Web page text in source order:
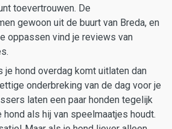
toevertrouwen. De
gewoon uit de buurt van Breda, en
oppassen vind je reviews van
je hond overdag komt uitlaten dan
onderbreking van de dag voor je
laten een paar honden tegelijk
als hij van speelmaatjes houdt.